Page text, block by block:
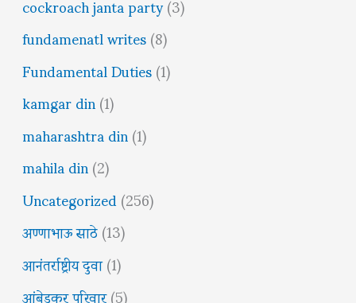
fundamenatl writes(8)
Fundamental Duties(1)
kamgar din(1)
maharashtra din(1)
mahila din(2)
Uncategorized(256)
अण्णाभाऊ साठे(13)
आनंतर्राष्ट्रीय दुवा(1)